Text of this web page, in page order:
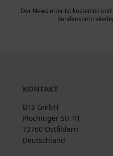
Der Newsletter ist kostenlos
Kundenkonto
KONTAKT
BTS GmbH
Plochinger Str 41
73760 Ostfildern
Deutschland